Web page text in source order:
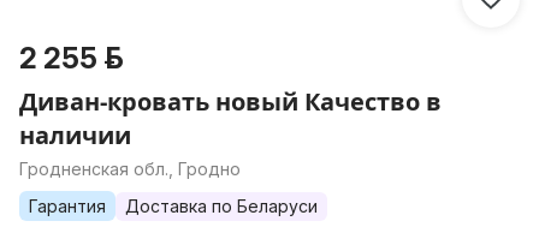
2 255 р.
Диван-кровать новый Качество в
наличии
Гродненская обл., Гродно
Гарантия
Доставка по Беларуси